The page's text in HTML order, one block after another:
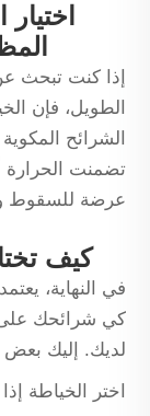
إذا كنت تبحث
الطويل، فإن
تضمنت الحرارة
عرضة للسقوط
كيف
في النهاية،
كي شرائحك على
لديك. إليك بعض
اختر الخياطة